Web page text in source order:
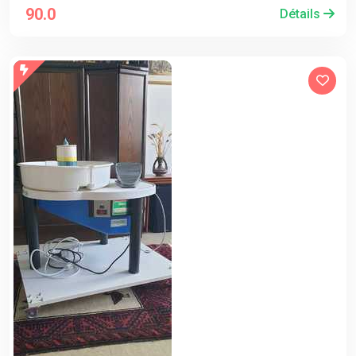
90.0 Détails